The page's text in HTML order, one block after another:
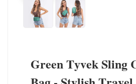
Green Tyvek Sling